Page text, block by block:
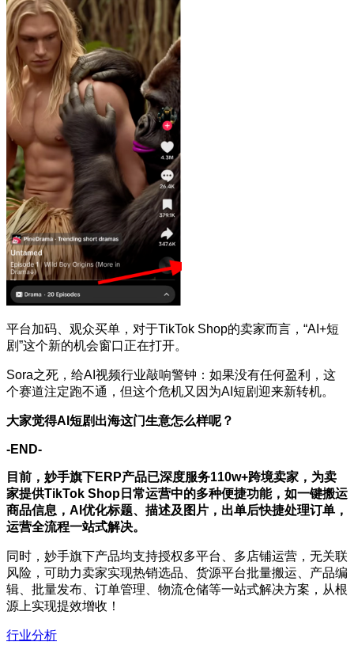
平台加码、观众买单，对于TikTok Shop的卖家而言，“AI+短
剧”这个新的机会窗口正在打开。
Sora之死，给AI视频行业敲响警钟：如果没有任何盈利，这
个赛道注定跑不通，但这个危机又因为AI短剧迎来新转机。
大家觉得AI短剧出海这门生意怎么样呢？
-END-
目前， 妙手旗下ERP产品已深度服务110w+跨境卖家，为卖
家提供TikTok Shop日常运营中的多种便捷功能，如一键搬运
商品信息，AI优化标题、描述及图片，出单后快捷处理订单，
运营全流程一站式解决。
同时，妙手旗下产品均支持授权多平台、多店铺运营，无关联
风险，可助力卖家实现热销选品、货源平台批量搬运、产品编
辑、批量发布、订单管理、物流仓储等一站式解决方案，从根
源上实现提效增收！
行业分析